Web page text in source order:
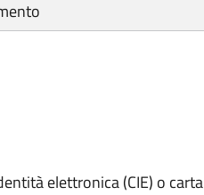
elettronica (CIE) o carta